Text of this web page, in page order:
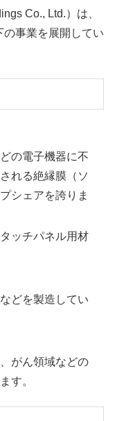
Co., Ltd.）は、
の事業を展開してい
の電子機器に不
れる絶縁膜（ソ
シェアを誇りま
ッチパネル用材
どを製造してい
がん領域などの
す。